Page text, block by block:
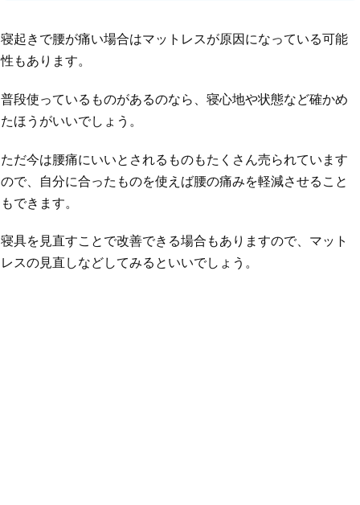
寝起きで腰が痛い場合はマットレスが原因になっている可能
性もあります。
普段使っているものがあるのなら、寝心地や状態など確かめ
たほうがいいでしょう。
ただ今は腰痛にいいとされるものもたくさん売られています
ので、自分に合ったものを使えば腰の痛みを軽減させること
もできます。
寝具を見直すことで改善できる場合もありますので、マット
レスの見直しなどしてみるといいでしょう。